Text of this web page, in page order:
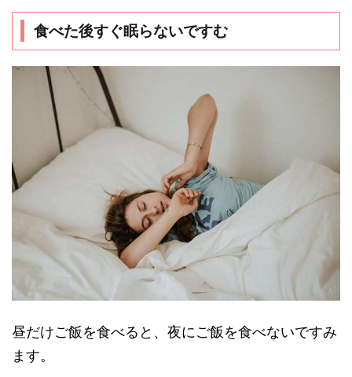
食べた後すぐ眠らないですむ
昼だけご飯を食べると、夜にご飯を食べないですみ
ます。